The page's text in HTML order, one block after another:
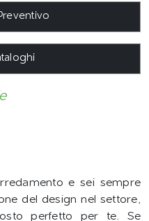
e sei sempre
del design nel settore,
perfetto per te. Se